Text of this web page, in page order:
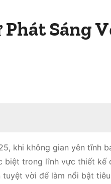
Sáng
khi không gian yên tĩnh
biệt trong lĩnh vực thiết
tuyệt vời để làm nổi bật